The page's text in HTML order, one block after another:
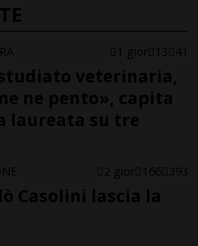
1 gior 13 41
veterinaria,
ne pento», capita
laureata su tre
2 gior 166 393
Casolini lascia la